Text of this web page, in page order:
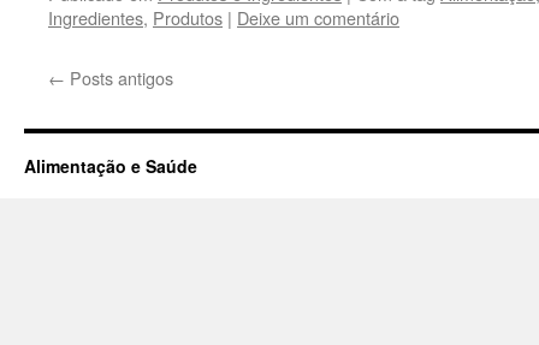
Ingredientes, Produtos | Deixe um comentário
← Posts antigos
Alimentação e Saúde